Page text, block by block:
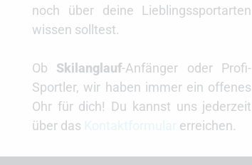
noch über deine Lieblingssportarten
wissen solltest.
Ob Skilanglauf-Anfänger oder Profi-
Sportler, wir haben immer ein offenes
Ohr für dich! Du kannst uns jederzeit
über das
erreichen.